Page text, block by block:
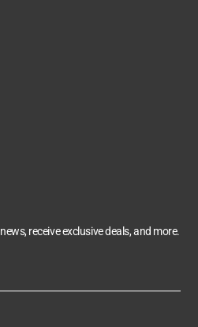
receive exclusive deals, and more.